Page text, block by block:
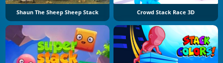
Shaun The Sheep Sheep Stack Crowd Stack Race 3D